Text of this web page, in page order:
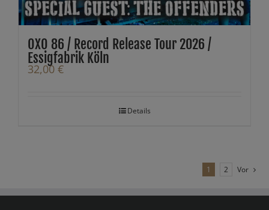
OXO 86 / Record Release Tour 2026 /
Essigfabrik Köln
32,00 €
Details
1 2 Vor